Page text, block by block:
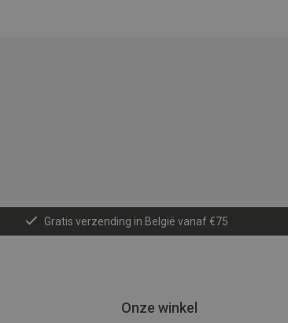
Gratis verzending in België vanaf €75
Onze winkel